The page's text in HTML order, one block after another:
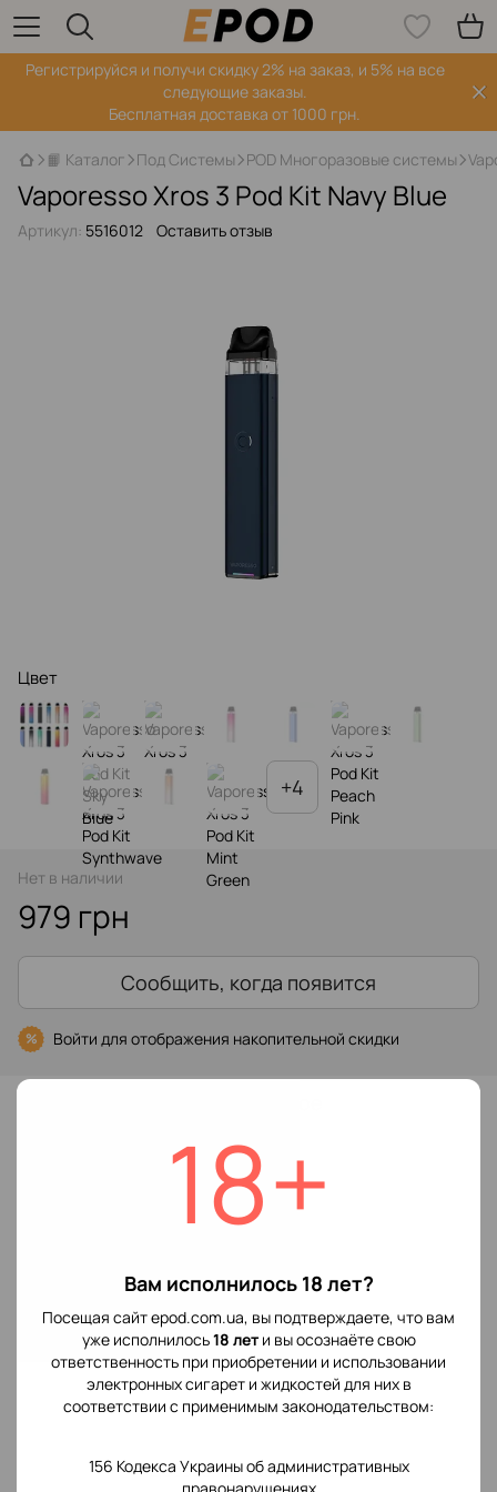
18+
Вам исполнилось 18 лет?
Посещая сайт epod.com.ua, вы подтверждаете, что вам
уже исполнилось18 лети вы осознаёте свою
ответственность при приобретении и использовании
электронных сигарет и жидкостей для них в
соответствии с применимым законодательством:
156 Кодекса Украины об административных
правонарушениях
Регистрируйся‌ и получи скидку 2% на заказ, и 5% на все
следующие заказы.
Бесплатная доставка от 1000 грн.
📙 Каталог Под Системы POD Многоразовые системы
Vaporesso Xros 3 Pod Kit Navy Blue
Артикул: 5516012 Оставить отзыв
Цвет
+4
Нет в наличии
979 грн
Сообщить, когда появится
% Войти для отображения накопительной скидки
Vaporesso
Добавьте первый отзыв